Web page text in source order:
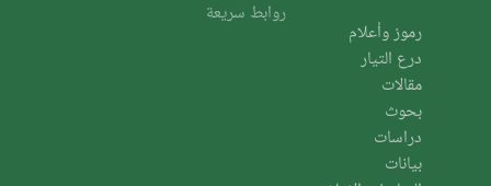
روابط سريعة
رموز وأعلام
درع التيار
مقالات
بحوث
دراسات
بيانات